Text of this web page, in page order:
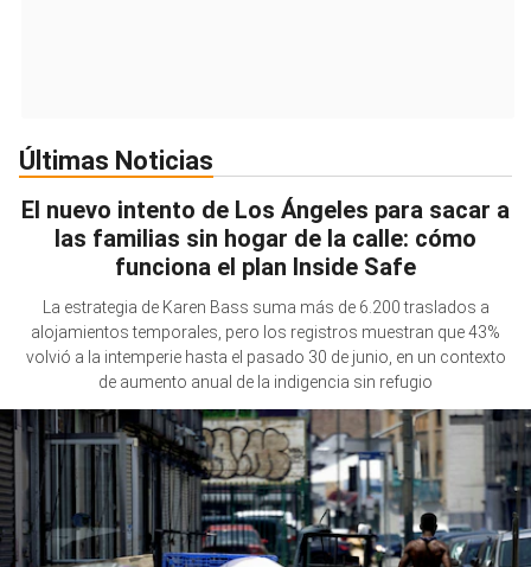
Últimas Noticias
El nuevo intento de Los Ángeles para sacar a
las familias sin hogar de la calle: cómo
funciona el plan Inside Safe
La estrategia de Karen Bass suma más de 6.200 traslados a
alojamientos temporales, pero los registros muestran que 43%
volvió a la intemperie hasta el pasado 30 de junio, en un contexto
de aumento anual de la indigencia sin refugio